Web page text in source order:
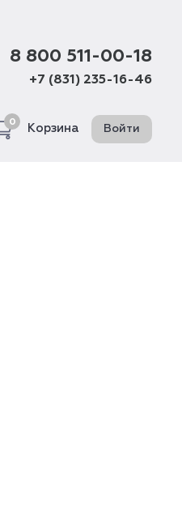
8 800 511-00-18
+7 (831) 235-16-46
0
Корзина Войти